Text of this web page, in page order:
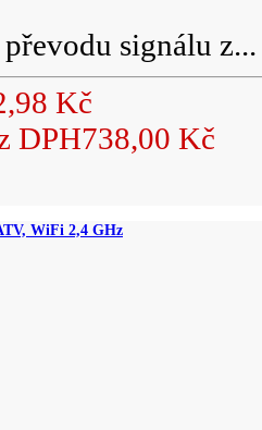
signálu z...
Kč
DPH738,00 Kč
WiFi 2,4 GHz